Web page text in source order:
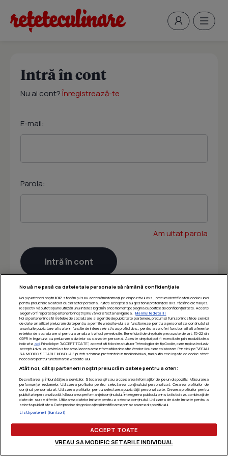
Intră în cont
Nu ai cont?Înregistrează-te
E-mail:
Parola:
Am uitat parola
Nouă ne pasă ca datele tale personale să rămână confidențiale
Noi și partenerii noștri 1017 stocăm și/sau accesăm informații pe dispozitivul dvs., precum identificatorii cookie unici
pentru prelucrarea datelor cu caracter personal. Puteți accepta sau gestiona preferințele dvs. făcând clic mai jos,
respectiv vă puteți opune utilizării unui interes legitim în orice moment pe pagina cu politica de confidențialitate. Aceste
alegeri vor fi raportate partenerilor noștri și nu vă vor afecta navigarea.
Mai multe detalii
Noi si partenerii nostri (retelele de socializare si agentiile de publicitate partenere, precum si furnizorii nostri de servicii
de date analitice) prelucram date pentru a permite website-ului sa functioneze, pentru a personaliza continutul si
anunturile publicitare afisate in functie de interesele si/sau profilul dvs., pentru a va oferi functionalitati aferente
retelelor de socializare si pentru a analiza traficul pe website. Beneficiati de drepturile prevazute de art. 15-22 din
GDPR in legatura cu prelucrarea datelor cu caracter personal. Aceste drepturi pot fi exercitate prin modalitatea
indicata aici. Prin click pe “ACCEPT TOATE”, acceptati folosirea tuturor Tehnologiilor de tip Cookie, care implica inclusiv
acceptul dvs. cu privire la stocarea/accesarea informatiilor de catre Vendor-ii cu care colaboram. Prin click pe “VREAU
SA MODIFIC SETARILE INDIVIDUAL” puteti schimba preferintele in mod individual, mai putin cele legate de cookie strict
necesare pentru functionarea website-ului.
Atât noi, cât și partenerii noștri prelucrăm datele pentru a oferi:
Dezvoltarea și îmbunătățirea serviciilor. Stocarea și/sau accesarea informațiilor de pe un dispozitiv. Măsurarea
performanței reclamelor. Utilizarea profilurilor pentru selectarea conținutului personalizat. Crearea profilurilor de
conținut personalizat. Utilizarea profilurilor pentru selectarea publicității personalizate. Crearea profilurilor pentru
publicitate personalizată. Măsurarea performanței conținutului. Înțelegerea publicului prin statistici sau combinații de
date din surse diferite. Utilizarea datelor limitate pentru a selecta conținutul. Utilizarea de date limitate pentru a
selecta publicitatea. Date precise de geolocație și identificarea prin scanarea dispozitivului.
Listă parteneri (furnizori)
ACCEPT TOATE
VREAU SA MODIFIC SETARILE INDIVIDUAL